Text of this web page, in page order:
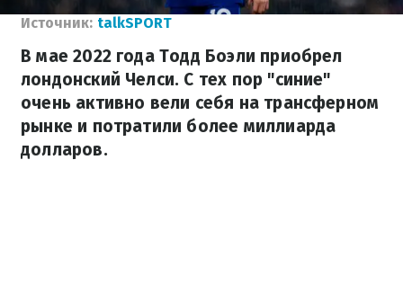
Источник: talkSPORT
В мае 2022 года Тодд Боэли приобрел
лондонский Челси. С тех пор "синие"
очень активно вели себя на трансферном
рынке и потратили более миллиарда
долларов.